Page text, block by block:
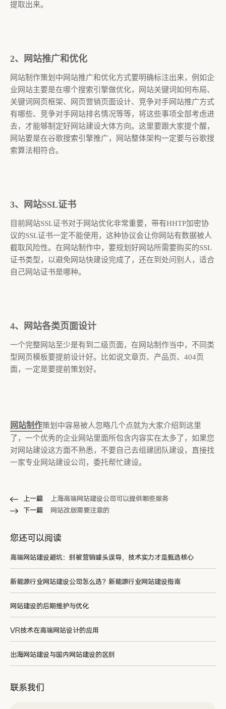
提取出来。
2、网站推广和优化
网站制作策划中网站推广和优化方式要明确标注出来，例如企
业网站主要是在哪个搜索引擎做优化，网站关键词如何布局、
关键词网页框架、网页营销页面设计、竞争对手网站推广方式
有哪些、竞争对手网站排名情况等等，将这些事项全部考虑进
去，才能够制定好网站建设大体方向。这里要跟大家提个醒，
网站要是在谷歌搜索引擎推广，网站整体架构一定要与谷歌搜
索算法相符合。
3、网站SSL证书
目前网站SSL证书对于网站优化非常重要，带有HHTP加密协
议的SSL证书一定不能使用，这种协议会让你网站有数据被人
截取风险性。在网站制作中，要规划好网站所需要购买的SSL
证书类型，以避免网站快建设完成了，还在到处问别人，适合
自己网站证书是哪种。
4、网站各类页面设计
一个完整网站至少是有到二级页面，在网站制作当中，不同类
型网页模板要提前设计好。比如说文章页、产品页、404页
面，一定是要提前策划好。
网站制作策划中容易被人忽略几个点就为大家介绍到这里
了，一个优秀的企业网站里面所包含内容实在太多了，如果您
对网站建设这方面不熟悉，不要自己去组建团队建设，直接找
一家专业网站建设公司，委托帮忙建设。
上一篇
上海高端网站建设公司可以提供哪些服务
下一篇
网站改版需要注意的
您还可以阅读
高端网站建设避坑：别被营销噱头误导，技术实力才是甄选核心
新能源行业网站建设公司怎么选？新能源行业网站建设指南
网站建设的后期维护与优化
VR技术在高端网站设计的应用
出海网站建设与国内网站建设的区别
联系我们